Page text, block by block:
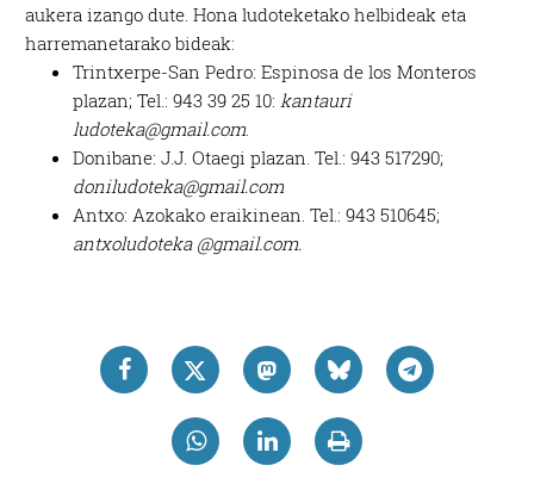
aukera izango dute. Hona ludoteketako helbideak eta
harremanetarako bideak:
Trintxerpe-San Pedro: Espinosa de los Monteros
plazan; Tel.: 943 39 25 10: kantauri
ludoteka@gmail.com
Donibane: J.J. Otaegi plazan. Tel.: 943 517290;
doniludoteka@gmail.com
Antxo: Azokako eraikinean. Tel.: 943 510645;
antxoludoteka @gmail.com.